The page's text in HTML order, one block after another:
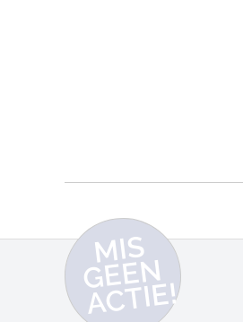
MI
S
G
E
E
N
A
C
TI
E!